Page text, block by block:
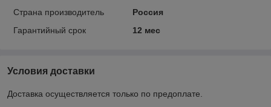
Страна производитель
Россия
Гарантийный срок
12 мес
Условия доставки
Доставка осуществляется только по предоплате.